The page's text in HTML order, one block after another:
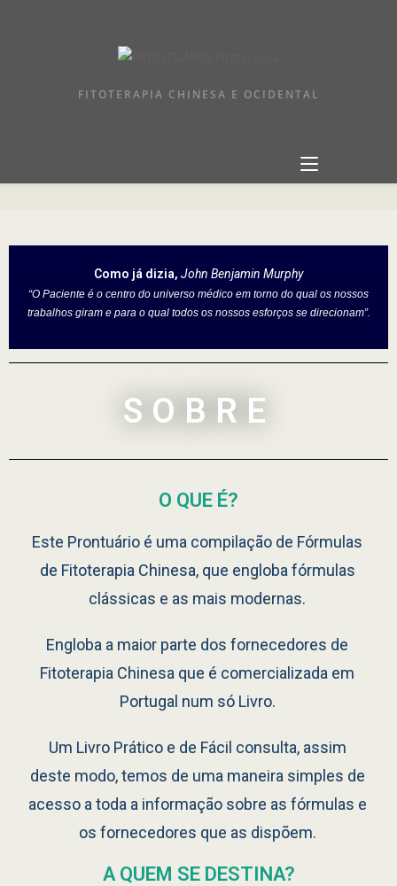
FITOTERAPIA CHINESA E OCIDENTAL
Como já dizia, John Benjamin Murphy
“O Paciente é o centro do universo médico em torno do qual os nossos
trabalhos giram e para o qual todos os nossos esforços se direcionam”.
SOBRE
O QUE É?
Este Prontuário é uma compilação de Fórmulas
de Fitoterapia Chinesa, que engloba fórmulas
clássicas e as mais modernas.
Engloba a maior parte dos fornecedores de
Fitoterapia Chinesa que é comercializada em
Portugal num só Livro.
Um Livro Prático e de Fácil consulta, assim
deste modo, temos de uma maneira simples de
acesso a toda a informação sobre as fórmulas e
os fornecedores que as dispõem.
A QUEM SE DESTINA?